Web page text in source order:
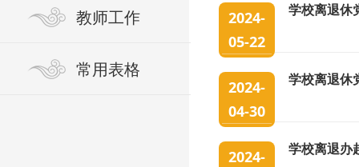
教师工作
常用表格
2024-
05-22
学校离退休
2024-
04-30
学校离退休
2024-
学校离退办